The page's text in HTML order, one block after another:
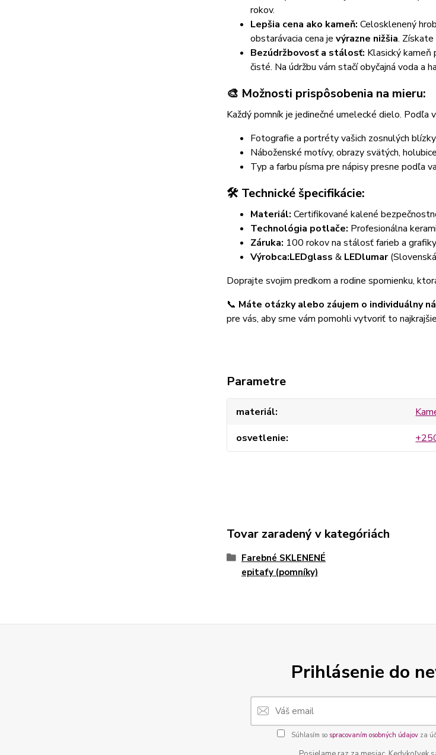
rokov.
Lepšia cena ako kameň: Celosklenený
obstarávacia cena je výrazne nižšia.
Bezúdržbovosť a stálosť: Klasický kameň
čisté. Na údržbu vám stačí obyčajná voda a
🎨 Možnosti prispôsobenia na mieru:
Každý pomník je jedinečné umelecké dielo. Podľa
Fotografie a portréty vašich zosnulých
Náboženské motívy, obrazy svätých,
Typ a farbu písma pre nápisy presne podľa
🛠️ Technické špecifikácie:
Materiál: Certifikované kalené
Technológia potlače: Profesionálna
Záruka: 100 rokov na stálosť farieb a
Výrobca:LEDglass & LEDlumar
Doprajte svojim predkom a rodine spomienku,
📞 Máte otázky alebo záujem o individuálny
pre vás, aby sme vám pomohli vytvoriť to
Parametre
materiál
osvetlenie
Tovar zaradený v kategóriách
Farebné SKLENENÉ
epitafy (pomníky)
Prihlásenie do
Súhlasím so spracovaním osobných údajovza